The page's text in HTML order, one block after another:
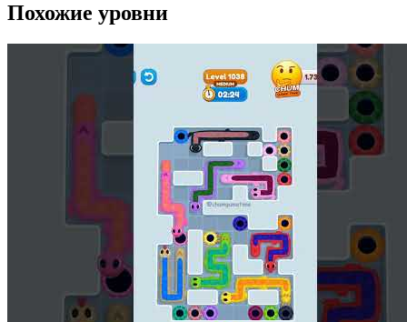
Похожие уровни